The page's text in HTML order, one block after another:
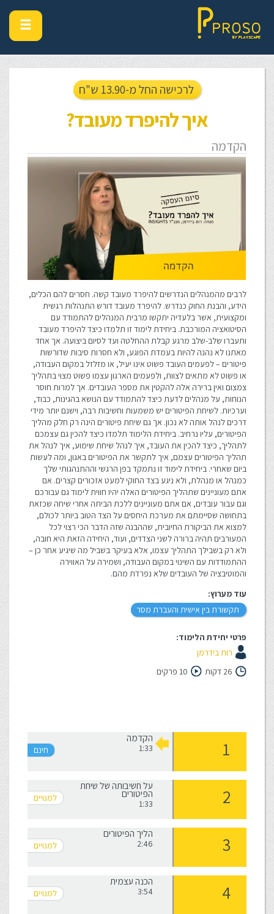
לרכישה החל מ-13.90 ש"ח
איך להיפרד מעובד?
הקדמה
לרבים מהמנהלים הנדרשים להיפרד מעובד קשה. חסרים להם הכלים,
הידע, והבנת החוק כנדרש. להיפרד מעובד דורש התנהלות רגשית
ומקצועית, אשר בלעדיה יתקשו מרבית המנהלים להתמודד עם
הסיטואציה המורכבת. ביחידת לימוד זו תלמדו כיצד להיפרד מעובד
ותעברו שלב-שלב מרגע קבלת ההחלטה ועד לסיום ביצועה. אך אחד
מאתנו לא נהנה להיות בעמדת הפוגע, ולא חסרות סיבות שדורשות
פיטורים – לפעמים העובד פשוט אינו יעיל, או מזלזל במקום העבודה,
או פשוט לא מתאים לצוות, ולפעמים הארגון עצמו פשוט מצוי בתהליך
צמצום ואין ברירה אלה להקטין את מספר העובדים. אך למרות חוסר
הנוחות, על מנהלים לדעת כיצד להתמודד עם הנושא בהגינות, כבוד,
וערכיות. לשיחת הפיטורים יש משמעות וחשיבות רבה, וישנם יותר מידי
דרכים לנהל אותה לא נכון. אך גם שיחת פיטורים הינה רק חלק מהליך
הפיטורים, עליו נרחיב. ביחידת הלימוד תלמדו כיצד להכין גם עצמכם
לתהליך, כיצד להכין את העובד, איך לנהל שיחת שימוע, איך לנהל את
תהליך הפיטורים עצמם, איך לתקשר את הפיטורים באגון, ומה לעשות
ביום שאחרי. ביחידת לימוד זו נתמקד בפן הרגשי וההתנהגותי שלך
כמנהל או מנהלת, ולא ניגע בצד החוקי למעט אזכורים קצרים. אם
אתם מעוניינים שתהליך הפיטורים האלה יהיו חווית לימוד גם עבורכם
וגם עבור עובדים, אם אתם מעוניינים ללכת הביתה אחרי שיחה שכזאת
בתחושה שסיימתם את מערכת היחסים על הצד הטוב ביותר לכולם,
למצוא את הביקורת החיובית, שההבנה שזה הדבר הכי רצוי לכל
המעורבים תהיה ברורה לשני הצדדים, ועוד, היחידה הזאת היא חובה,
ולא רק בשבילך התהליך עצמו, אלא בעיקר בשביל מה שיגיע אחר כן –
ההתמודדות עם השינוי במקום העבודה, ושמירה על האווירה
והמוטיבציה של העובדים שלא נפרדת מהם.
עוד מערוץ:
תקשורת בין אישית והעברת מסר
פרטי יחידת הלימוד:
רות בידרמן
26 דקות
10 פרקים
הקדמה
1:33
על חשיבותה של שיחת
הפיטורים
1:33
הליך הפיטורים
2:46
הכנה עצמית
3:54